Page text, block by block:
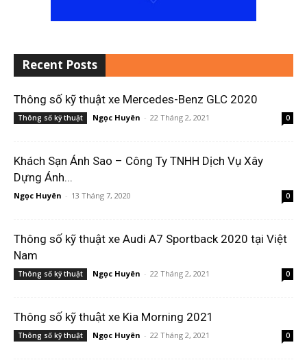
Recent Posts
Thông số kỹ thuật xe Mercedes-Benz GLC 2020
Thông số kỹ thuật Ngọc Huyên - 22 Tháng 2, 2021 0
Khách Sạn Ánh Sao – Công Ty TNHH Dịch Vụ Xây
Dựng Ánh...
Ngọc Huyên - 13 Tháng 7, 2020 0
Thông số kỹ thuật xe Audi A7 Sportback 2020 tại Việt
Nam
Thông số kỹ thuật Ngọc Huyên - 22 Tháng 2, 2021 0
Thông số kỹ thuật xe Kia Morning 2021
Thông số kỹ thuật Ngọc Huyên - 22 Tháng 2, 2021 0